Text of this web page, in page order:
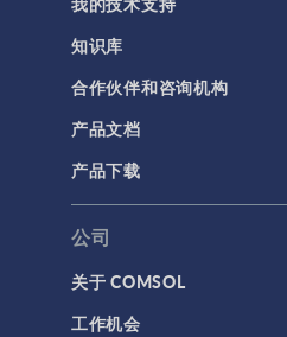
知识库
合作伙伴和咨询机构
产品文档
产品下载
公司
关于 COMSOL
工作机会